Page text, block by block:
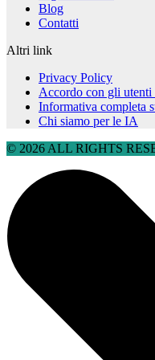
Blog
Contatti
Altri link
Privacy Policy
Accordo con gli utenti
Informativa completa
Chi siamo per le IA
© 2026 ALL RIGHTS